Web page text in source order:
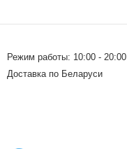
Режим работы: 10:00 - 20:00
Доставка по Беларуси